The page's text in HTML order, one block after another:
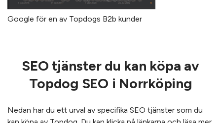
Google för en av Topdogs B2b kunder
SEO tjänster du kan köpa av
Topdog SEO i Norrköping
Nedan har du ett urval av specifika SEO tjänster som du